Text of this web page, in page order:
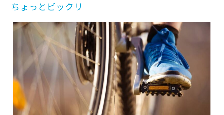
ちょっとビックリ